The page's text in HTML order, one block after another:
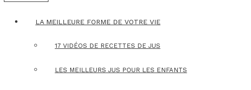
LA MEILLEURE FORME DE VOTRE VIE
17 VIDÉOS DE RECETTES DE JUS
LES MEILLEURS JUS POUR LES ENFANTS